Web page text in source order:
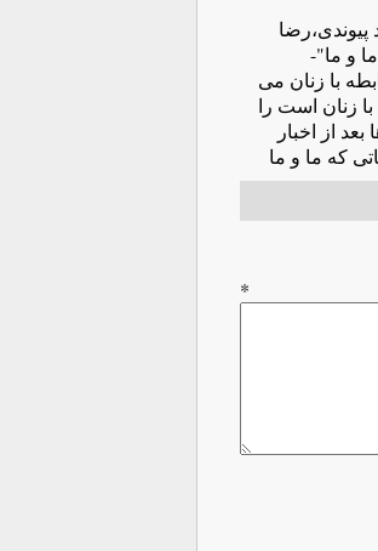
پیوندی،رضا
و ما"-
با زنان می
زنان است را
از اخبار
که‌ ما و ما
*